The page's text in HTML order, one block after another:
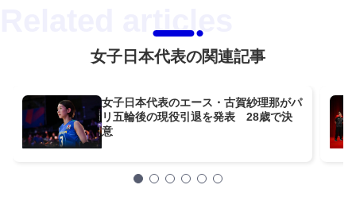
女子日本代表の関連記事
女子日本代表のエース・古賀紗理那がパ
リ五輪後の現役引退を発表 28歳で決
意